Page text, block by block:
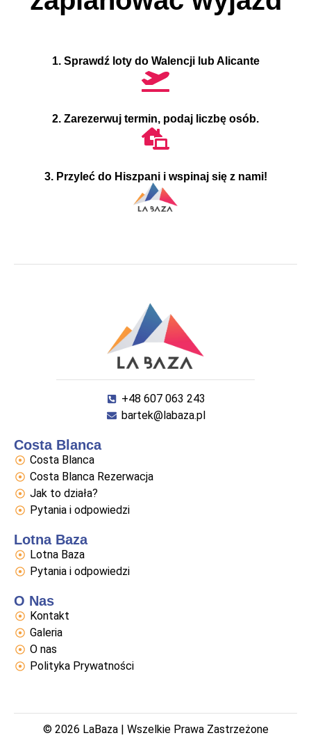
1. Sprawdź loty do Walencji lub Alicante
2. Zarezerwuj termin, podaj liczbę osób.
3. Przyleć do Hiszpani i wspinaj się z nami!
+48 607 063 243
bartek@labaza.pl
Costa Blanca
Costa Blanca
Costa Blanca Rezerwacja
Jak to działa?
Pytania i odpowiedzi
Lotna Baza
Lotna Baza
Pytania i odpowiedzi
O Nas
Kontakt
Galeria
O nas
Polityka Prywatności
© 2026 LaBaza | Wszelkie Prawa Zastrzeżone